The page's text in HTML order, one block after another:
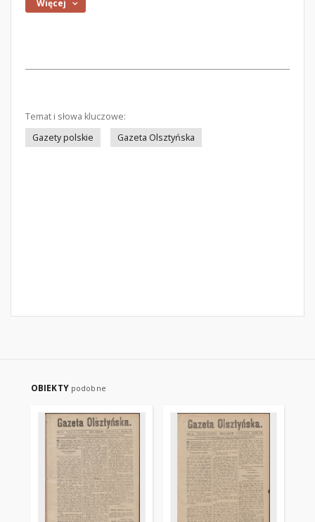
Więcej
Temat i słowa kluczowe:
Gazety polskie
Gazeta Olsztyńska
OBIEKTY podobne